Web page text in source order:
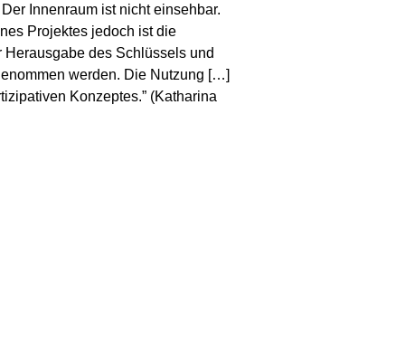
Innenraum ist nicht einsehbar.
Projektes jedoch ist die
des Schlüssels und
werden. Die Nutzung […]
Konzeptes.” (Katharina